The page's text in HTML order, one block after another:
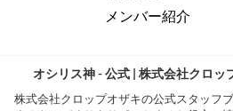
メンバー紹介
オシリス神 - 公式 | 株式会社クロッ
株式会社クロップオザキの公式スタッフ